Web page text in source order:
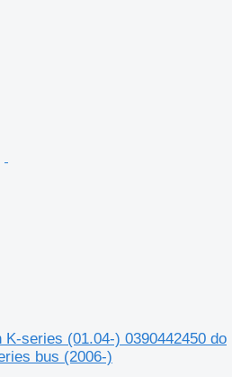
series (01.04-) 0390442450 do
bus (2006-)